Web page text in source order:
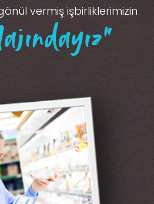
vermiş işbirliklerimizin